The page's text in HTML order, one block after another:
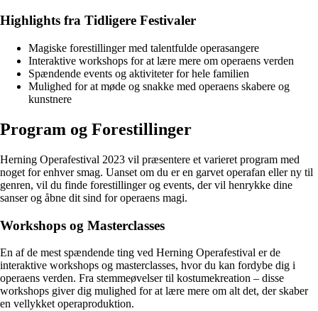
Highlights fra Tidligere Festivaler
Magiske forestillinger med talentfulde operasangere
Interaktive workshops for at lære mere om operaens verden
Spændende events og aktiviteter for hele familien
Mulighed for at møde og snakke med operaens skabere og
kunstnere
Program og Forestillinger
Herning Operafestival 2023 vil præsentere et varieret program med
noget for enhver smag. Uanset om du er en garvet operafan eller ny til
genren, vil du finde forestillinger og events, der vil henrykke dine
sanser og åbne dit sind for operaens magi.
Workshops og Masterclasses
En af de mest spændende ting ved Herning Operafestival er de
interaktive workshops og masterclasses, hvor du kan fordybe dig i
operaens verden. Fra stemmeøvelser til kostumekreation – disse
workshops giver dig mulighed for at lære mere om alt det, der skaber
en vellykket operaproduktion.